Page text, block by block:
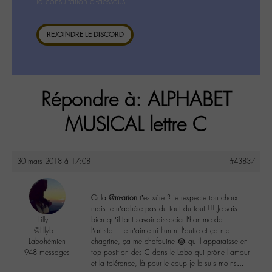
REJOINDRE LE DISCORD
Répondre à: ALPHABET
MUSICAL lettre C
30 mars 2018 à 17:08 #43837
Lilly
@lillyb
Labohémien
948 messages
Oula @m-arion t’es sûre ? je respecte ton choix
mais je n’adhère pas du tout du tout !!! Je sais
bien qu’il faut savoir dissocier l’homme de
l’artiste… je n’aime ni l’un ni l’autre et ça me
chagrine, ça me chafouine 😂 qu’il apparaisse en
top position des C dans le Labo qui prône l’amour
et la tolérance, là pour le coup je le suis moins…